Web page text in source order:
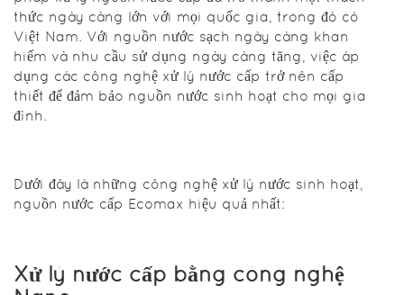
Trong bối
cảnh hiện
tại, việc
nguồn nước
cấp đã trở
ngày càng
thức ngày càng lớn với mọi quốc gia, trong đó có
Việt Nam. Với nguồn nước sạch ngày càng khan
hiếm và nhu cầu sử dụng ngày càng tăng, việc áp
dụng các công nghệ xử lý nước cấp trở nên cấp
thiết để đảm bảo nguồn nước sinh hoạt cho mọi gia
đình.
Dưới đây là những công nghệ xử lý nước sinh hoạt,
nguồn nước cấp Ecomax hiệu quả nhất:
Xử lý nước cấp bằng công nghệ